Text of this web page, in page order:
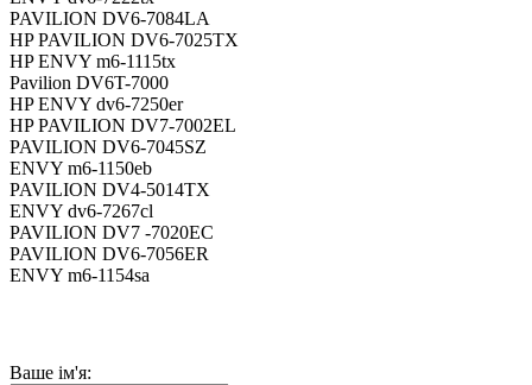
PAVILION DV6-7084LA
HP PAVILION DV6-7025TX
HP ENVY m6-1115tx
Pavilion DV6T-7000
HP ENVY dv6-7250er
HP PAVILION DV7-7002EL
PAVILION DV6-7045SZ
ENVY m6-1150eb
PAVILION DV4-5014TX
ENVY dv6-7267cl
PAVILION DV7 -7020EC
PAVILION DV6-7056ER
ENVY m6-1154sa
Ваше ім'я: